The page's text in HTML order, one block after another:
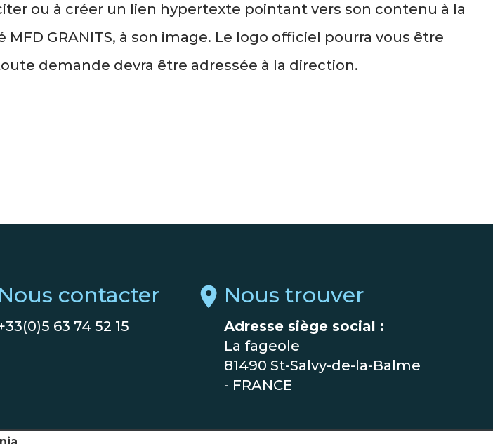
ou à créer un lien hypertexte pointant vers son contenu à la
GRANITS, à son image. Le logo officiel pourra vous être
demande devra être adressée à la direction.
Nous contacter
63 74 52 15
Nous trouver
Adresse siège social :
La fageole
81490 St-Salvy-de-la-Balme
- FRANCE